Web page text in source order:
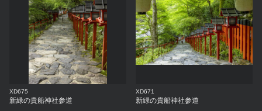
XD675
新緑の貴船神社参道
XD671
新緑の貴船神社参道